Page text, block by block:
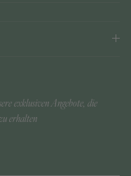
exklusiven Angebote, die
erhalten